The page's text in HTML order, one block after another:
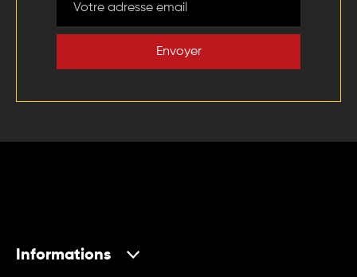
Envoyer
Informations